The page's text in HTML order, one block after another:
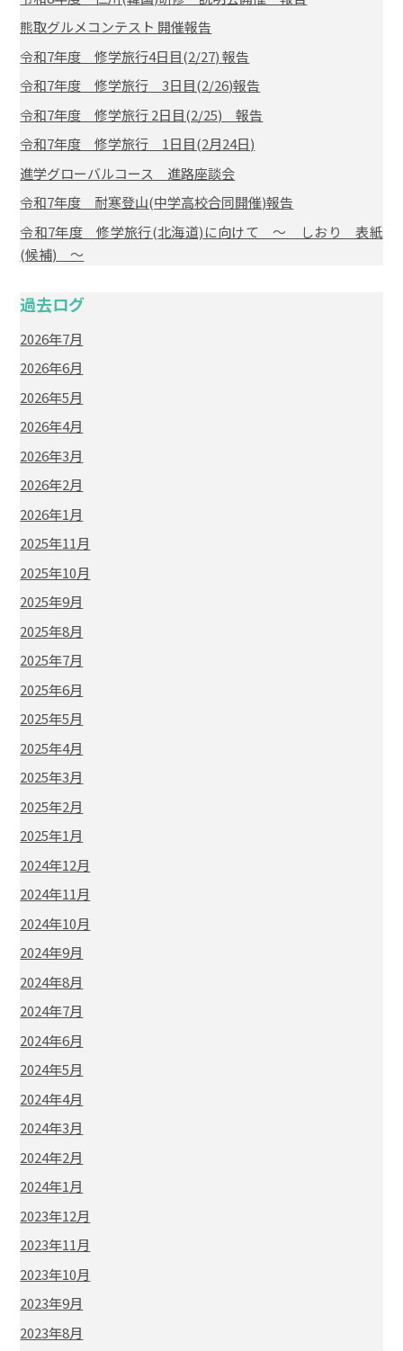
熊取グルメコンテスト 開催報告
令和7年度 修学旅行4日目(2/27) 報告
令和7年度 修学旅行 3日目(2/26)報告
令和7年度 修学旅行 2日目(2/25) 報告
令和7年度 修学旅行 1日目(2月24日)
進学グローバルコース 進路座談会
令和7年度 耐寒登山(中学高校合同開催)報告
令和7年度 修学旅行(北海道)に向けて ～ しおり 表紙
(候補) ～
過去ログ
2026年7月
2026年6月
2026年5月
2026年4月
2026年3月
2026年2月
2026年1月
2025年11月
2025年10月
2025年9月
2025年8月
2025年7月
2025年6月
2025年5月
2025年4月
2025年3月
2025年2月
2025年1月
2024年12月
2024年11月
2024年10月
2024年9月
2024年8月
2024年7月
2024年6月
2024年5月
2024年4月
2024年3月
2024年2月
2024年1月
2023年12月
2023年11月
2023年10月
2023年9月
2023年8月